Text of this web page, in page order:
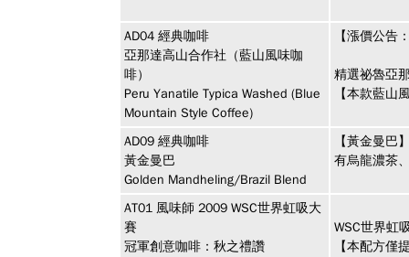
AD04 經典咖啡
亞那達高山合作社（藍山風味咖
啡）
Peru Yanatile Typica Washed (Blue
Mountain Style Coffee)
【漲價公告
精選祕魯亞
【本款藍山
AD09 經典咖啡
黃金曼巴
Golden Mandheling/Brazil Blend
【黃金曼巴
有烏龍濃茶
AT01 風味師 2009 WSC世界虹吸大
賽
冠軍創意咖啡：秋之禮讚
WSC世界虹
【本配方僅